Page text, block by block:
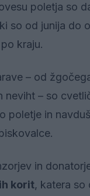
poletja so
so od junija do
kraju.
– od
neviht – so
poletje in
in
korit, katera so